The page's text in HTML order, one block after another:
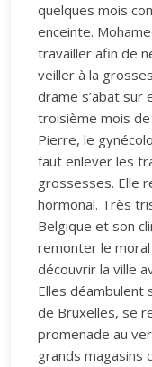
quelques mois
enceinte.
travailler afin de
veiller à la
drame s’abat sur
troisième mois de
Pierre, le
faut enlever les
grossesses. Elle
hormonal. Très
Belgique et son
remonter le
découvrir la ville
Elles déambulent
de Bruxelles, se
promenade au
grands magasins